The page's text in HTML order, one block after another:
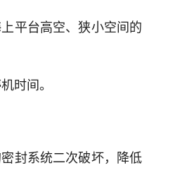
平台高空、狭小空间的
时间。
封系统二次破坏，降低